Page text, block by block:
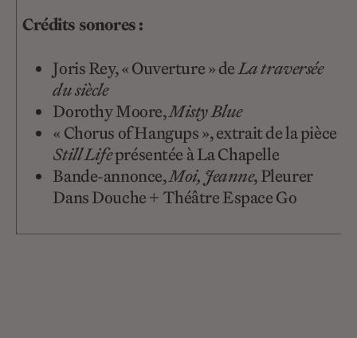
Crédits sonores :
Joris Rey, « Ouverture » deLa traversée
du siècle
Dorothy Moore,Misty Blue
« Chorus of Hangups », extrait de la pièce
Still Lifeprésentée à La Chapelle
Bande-annonce,Moi, Jeanne, Pleurer
Dans Douche + Théâtre Espace Go